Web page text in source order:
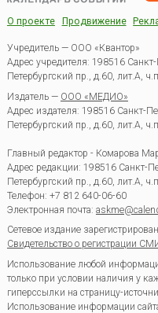
О проекте Продвижение
Учредитель — ООО «Квантор»
Адрес учредителя: 198516
Петербургский пр., д.60, лит.А,
Издатель — ООО «МЕДИО»
Адрес издателя: 198516 Санкт-
Петербургский пр., д.60, лит.А,
Главный редактор - Комарова
Адрес редакции: 198516 Санкт-
Петербургский пр., д.60, лит.А,
Телефон: +7 812 640-06-60
Электронная почта:
Сетевое издание
Свидетельство о регистрации
Использование любой
только при условии наличия у
гиперссылки на страницу-
Использование информации